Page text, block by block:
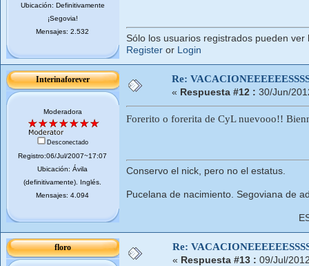
Ubicación: Definitivamente
¡Segovia!
Mensajes: 2.532
Sólo los usuarios registrados pueden ver
Register or Login
Interinaforever
Moderadora
Desconectado
Registro:06/Jul/2007~17:07
Ubicación: Ávila
(definitivamente). Inglés.
Mensajes: 4.094
Re:
« Respuesta #12 : 30/Jun/
Forerito o forerita de CyL nuevooo!!
Conservo el nick, pero no el estatus.
Pucelana de nacimiento. Segoviana de
floro Re:
« Respuesta #13 : 09/Jul/